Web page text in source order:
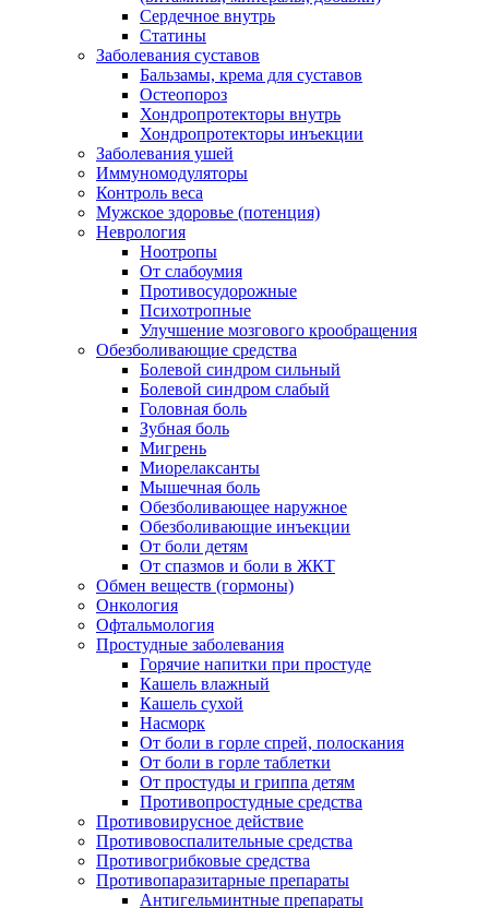
Сердечное внутрь
Статины
Заболевания суставов
Бальзамы, крема для суставов
Остеопороз
Хондропротекторы внутрь
Хондропротекторы инъекции
Заболевания ушей
Иммуномодуляторы
Контроль веса
Мужское здоровье (потенция)
Неврология
Ноотропы
От слабоумия
Противосудорожные
Психотропные
Улучшение мозгового крообращения
Обезболивающие средства
Болевой синдром сильный
Болевой синдром слабый
Головная боль
Зубная боль
Мигрень
Миорелаксанты
Мышечная боль
Обезболивающее наружное
Обезболивающие инъекции
От боли детям
От спазмов и боли в ЖКТ
Обмен веществ (гормоны)
Онкология
Офтальмология
Простудные заболевания
Горячие напитки при простуде
Кашель влажный
Кашель сухой
Насморк
От боли в горле спрей, полоскания
От боли в горле таблетки
От простуды и гриппа детям
Противопростудные средства
Противовирусное действие
Противовоспалительные средства
Противогрибковые средства
Противопаразитарные препараты
Антигельминтные препараты